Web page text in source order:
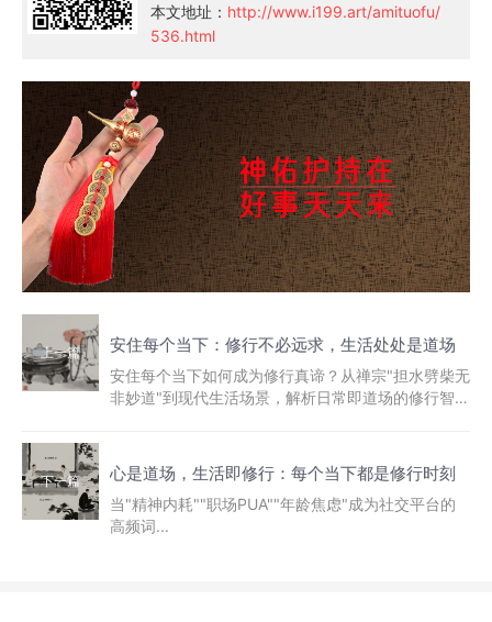
本文地址： http://www.i199.art/amituofu/
536.html
上一篇 安住每个当下：修行不必远求，生活处处是道场
安住每个当下如何成为修行真谛？从禅宗"担水劈柴无
非妙道"到现代生活场景，解析日常即道场的修行智
下一篇 心是道场，生活即修行：每个当下都是修行时刻
当"精神内耗""职场PUA""年龄焦虑"成为社交平台的
高频词...